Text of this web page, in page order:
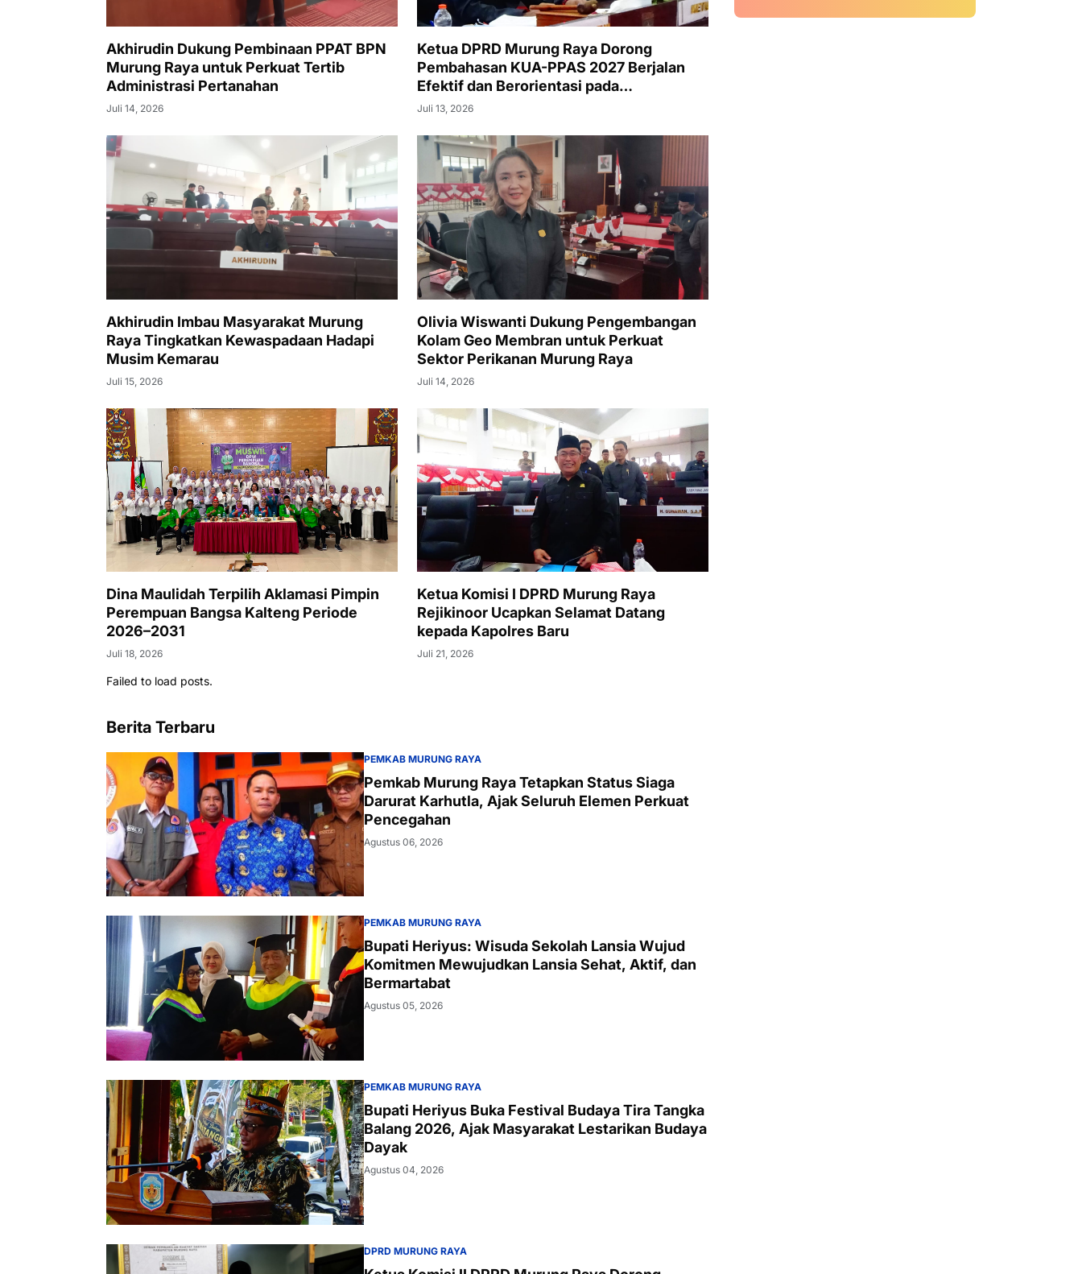
Akhirudin Dukung Pembinaan PPAT BPN
Murung Raya untuk Perkuat Tertib
Administrasi Pertanahan
Juli 14, 2026
Ketua DPRD Murung Raya Dorong
Pembahasan KUA-PPAS 2027 Berjalan
Efektif dan Berorientasi pada
Kepentingan Masyarakat
Juli 13, 2026
Akhirudin Imbau Masyarakat Murung
Raya Tingkatkan Kewaspadaan Hadapi
Musim Kemarau
Juli 15, 2026
Olivia Wiswanti Dukung Pengembangan
Kolam Geo Membran untuk Perkuat
Sektor Perikanan Murung Raya
Juli 14, 2026
Dina Maulidah Terpilih Aklamasi Pimpin
Perempuan Bangsa Kalteng Periode
2026–2031
Juli 18, 2026
Ketua Komisi I DPRD Murung Raya
Rejikinoor Ucapkan Selamat Datang
kepada Kapolres Baru
Juli 21, 2026
Failed to load posts.
Berita Terbaru
PEMKAB MURUNG RAYA
Pemkab Murung Raya Tetapkan Status Siaga
Darurat Karhutla, Ajak Seluruh Elemen Perkuat
Pencegahan
Agustus 06, 2026
PEMKAB MURUNG RAYA
Bupati Heriyus: Wisuda Sekolah Lansia Wujud
Komitmen Mewujudkan Lansia Sehat, Aktif, dan
Bermartabat
Agustus 05, 2026
PEMKAB MURUNG RAYA
Bupati Heriyus Buka Festival Budaya Tira Tangka
Balang 2026, Ajak Masyarakat Lestarikan Budaya
Dayak
Agustus 04, 2026
DPRD MURUNG RAYA